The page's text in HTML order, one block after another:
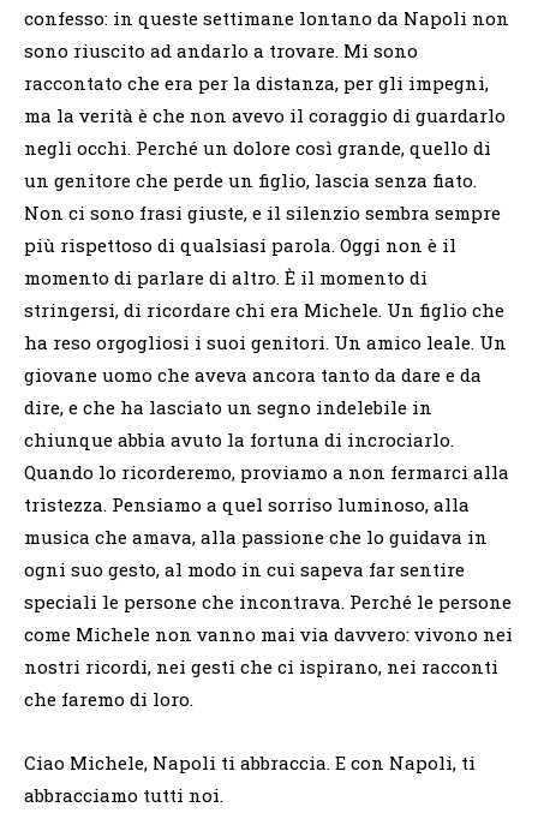
confesso: in queste settimane lontano da Napoli non
sono riuscito ad andarlo a trovare. Mi sono
raccontato che era per la distanza, per gli impegni,
ma la verità è che non avevo il coraggio di guardarlo
negli occhi. Perché un dolore così grande, quello di
un genitore che perde un figlio, lascia senza fiato.
Non ci sono frasi giuste, e il silenzio sembra sempre
più rispettoso di qualsiasi parola. Oggi non è il
momento di parlare di altro. È il momento di
stringersi, di ricordare chi era Michele. Un figlio che
ha reso orgogliosi i suoi genitori. Un amico leale. Un
giovane uomo che aveva ancora tanto da dare e da
dire, e che ha lasciato un segno indelebile in
chiunque abbia avuto la fortuna di incrociarlo.
Quando lo ricorderemo, proviamo a non fermarci alla
tristezza. Pensiamo a quel sorriso luminoso, alla
musica che amava, alla passione che lo guidava in
ogni suo gesto, al modo in cui sapeva far sentire
speciali le persone che incontrava. Perché le persone
come Michele non vanno mai via davvero: vivono nei
nostri ricordi, nei gesti che ci ispirano, nei racconti
che faremo di loro.
Ciao Michele, Napoli ti abbraccia. E con Napoli, ti
abbracciamo tutti noi.